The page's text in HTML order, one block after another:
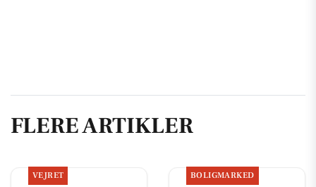
FLERE ARTIKLER
VEJRET BOLIGMARKED